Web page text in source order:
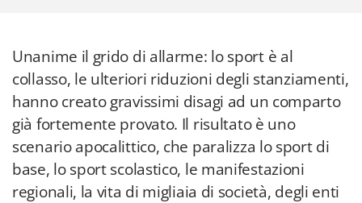
Unanime il grido di allarme: lo sport è al
collasso, le ulteriori riduzioni degli stanziamenti,
hanno creato gravissimi disagi ad un comparto
già fortemente provato. Il risultato è uno
scenario apocalittico, che paralizza lo sport di
base, lo sport scolastico, le manifestazioni
regionali, la vita di migliaia di società, degli enti